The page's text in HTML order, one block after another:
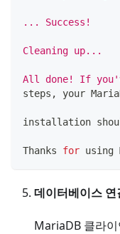
... Success!
Cleaning up...
All done! If you'
steps, your
installation
Thanks for using
데이터베이스 연
MariaDB 클라